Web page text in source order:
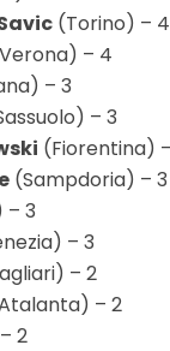
(Torino) – 4
– 4
– 3
– 3
(Fiorentina)
(Sampdoria) – 3
– 3
– 3
– 2
– 2
2